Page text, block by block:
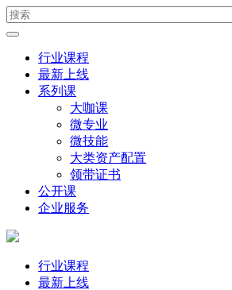
行业课程
最新上线
系列课
大咖课
微专业
微技能
大类资产配置
领带证书
公开课
企业服务
行业课程
最新上线